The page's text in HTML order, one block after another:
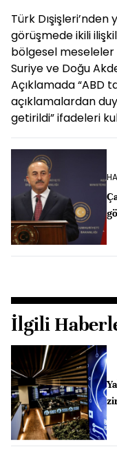
Türk Dışişleri’nden
görüşmede ikili
bölgesel
Suriye ve Doğu
Açıklamada “ABD
açıklamalardan
getirildi” ifadeleri
İlgili